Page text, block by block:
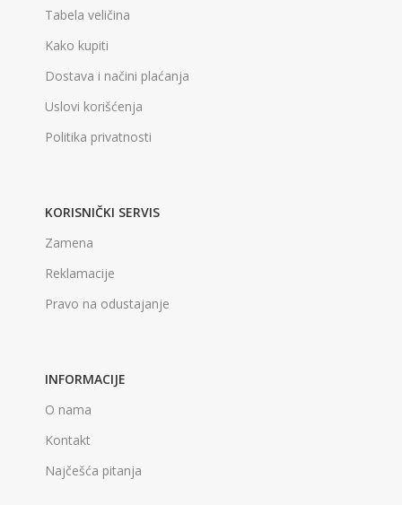
Tabela veličina
Kako kupiti
Dostava i načini plaćanja
Uslovi korišćenja
Politika privatnosti
KORISNIČKI SERVIS
Zamena
Reklamacije
Pravo na odustajanje
INFORMACIJE
O nama
Kontakt
Najčešća pitanja